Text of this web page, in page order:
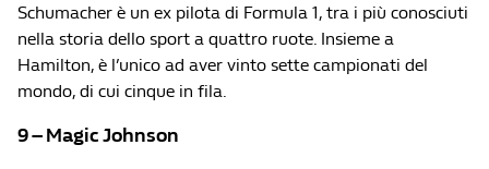
Schumacher è un ex pilota di Formula 1, tra i più conosciuti
nella storia dello sport a quattro ruote. Insieme a
Hamilton, è l’unico ad aver vinto sette campionati del
mondo, di cui cinque in fila.
9 – Magic Johnson